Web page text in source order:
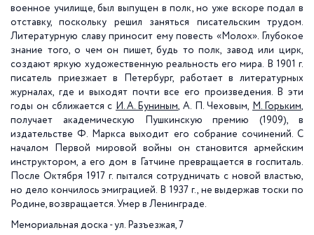
военное училище, был выпущен в полк, но уже вскоре подал в
отставку, поскольку решил заняться писательским трудом.
Литературную славу приносит ему повесть «Молох». Глубокое
знание того, о чем он пишет, будь то полк, завод или цирк,
создают яркую художественную реальность его мира. В 1901 г.
писатель приезжает в Петербург, работает в литературных
журналах, где и выходят почти все его произведения. В эти
годы он сближается с И. А. Буниным, А. П. Чеховым, М. Горьким,
получает академическую Пушкинскую премию (1909), в
издательстве Ф. Маркса выходит его собрание сочинений. С
началом Первой мировой войны он становится армейским
инструктором, а его дом в Гатчине превращается в госпиталь.
После Октября 1917 г. пытался сотрудничать с новой властью,
но дело кончилось эмиграцией. В 1937 г., не выдержав тоски по
Родине, возвращается. Умер в Ленинграде.
Мемориальная доска - ул. Разъезжая, 7